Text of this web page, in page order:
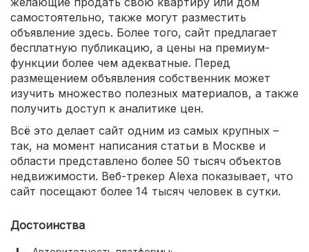
самостоятельно, также могут разместить
объявление здесь. Более того, сайт предлагает
бесплатную публикацию, а цены на премиум-
функции более чем адекватные. Перед
размещением объявления собственник может
изучить множество полезных материалов, а также
получить доступ к аналитике цен.
Всё это делает сайт одним из самых крупных –
так, на момент написания статьи в Москве и
области представлено более 50 тысяч объектов
недвижимости. Веб-трекер Alexa показывает, что
сайт посещают более 14 тысяч человек в сутки.
Достоинства